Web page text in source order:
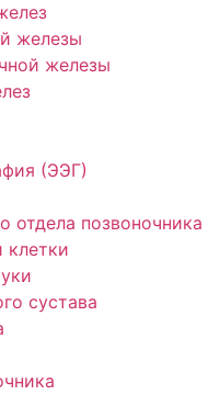
железы
железы
(ЭЭГ)
отдела позвоночника
клетки
сустава